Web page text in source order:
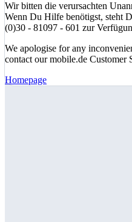
Wir bitten die verursachten
Wenn Du Hilfe benötigst, steht
(0)30 - 81097 - 601 zur
We apologise for any
contact our mobile.de
Homepage